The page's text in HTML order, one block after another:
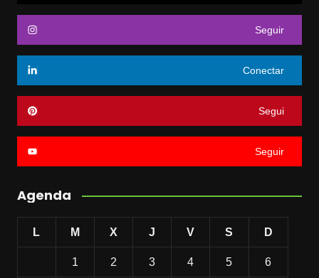
Seguir
Conectar
Segui
Seguir
Agenda
L M X J V S D
1 2 3 4 5 6